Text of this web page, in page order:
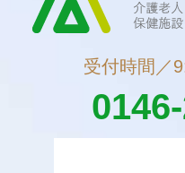
受付時間／